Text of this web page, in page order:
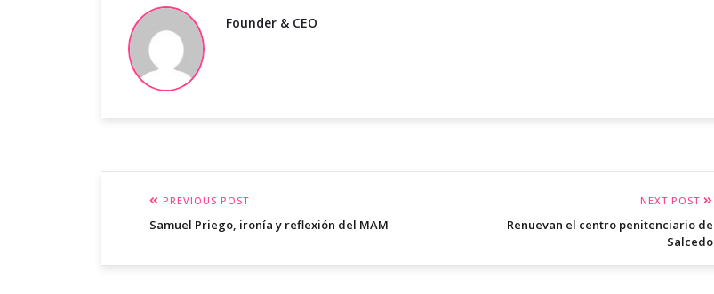
Founder & CEO
PREVIOUS POST
Samuel Priego, ironía y reflexión del MAM
NEXT POST
Renuevan el centro penitenciario de
Salcedo